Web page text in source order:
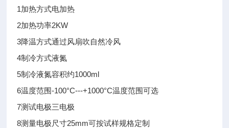
1加热方式电加热
2加热功率2KW
3降温方式通过风扇吹自然冷风
4制冷方式液氮
5制冷液氮容积约1000ml
6温度范围-100°C---+1000°C温度范围可选
7测试电极三电极
8测量电极尺寸25mm可按试样规格定制